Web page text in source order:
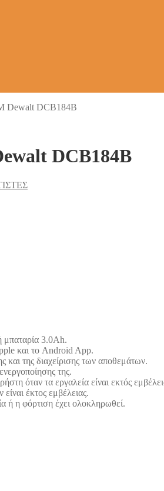
Dewalt DCB184B
DCB184B
μπαταρία 3.0Ah.
και το Android App.
της διαχείρισης των αποθεμάτων.
της.
όταν τα εργαλεία είναι εκτός
έκτος εμβέλειας.
ή η φόρτιση έχει ολοκληρωθεί.